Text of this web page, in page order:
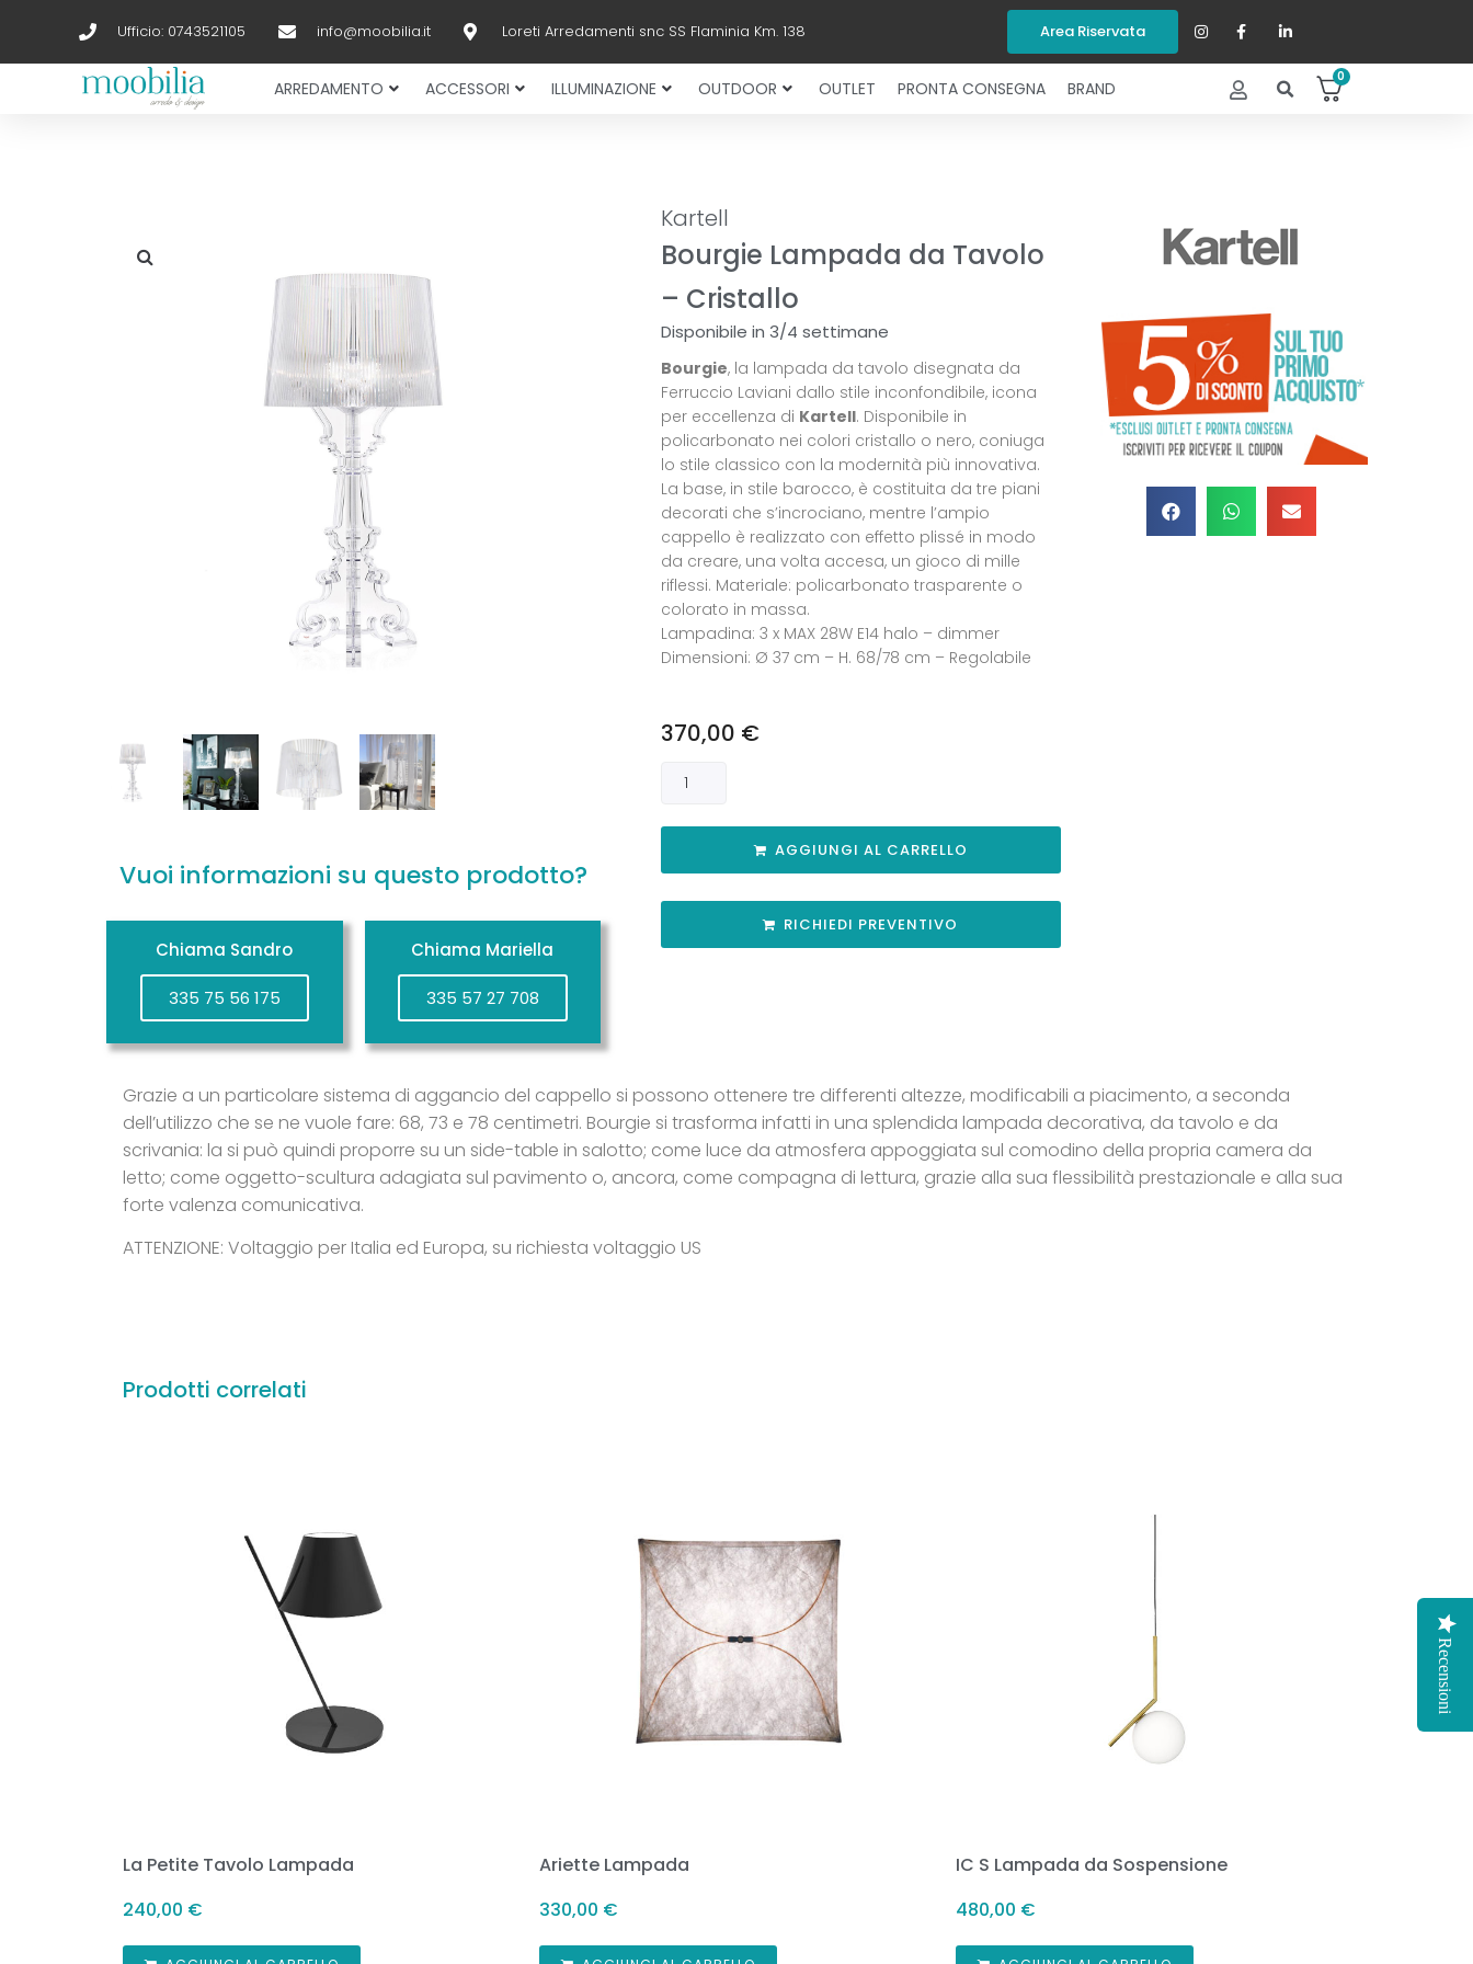
Ufficio: 0743521105 info@moobilia.it Loreti Arredamenti snc SS Flaminia Km. 138 Area Riservata
ARREDAMENTO ACCESSORI ILLUMINAZIONE OUTDOOR OUTLET PRONTA CONSEGNA BRAND
0
Vuoi informazioni su questo prodotto?
Chiama Sandro
335 75 56 175
Chiama Mariella
335 57 27 708
Kartell
Bourgie Lampada da Tavolo
– Cristallo
Disponibile in 3/4 settimane
Bourgie, la lampada da tavolo disegnata da
Ferruccio Laviani dallo stile inconfondibile, icona
per eccellenza di Kartell. Disponibile in
policarbonato nei colori cristallo o nero, coniuga
lo stile classico con la modernità più innovativa.
La base, in stile barocco, è costituita da tre piani
decorati che s’incrociano, mentre l’ampio
cappello è realizzato con effetto plissé in modo
da creare, una volta accesa, un gioco di mille
riflessi. Materiale: policarbonato trasparente o
colorato in massa.
Lampadina: 3 x MAX 28W E14 halo – dimmer
Dimensioni: Ø 37 cm – H. 68/78 cm – Regolabile
370,00 €
AGGIUNGI AL CARRELLO
RICHIEDI PREVENTIVO
Grazie a un particolare sistema di aggancio del cappello si possono ottenere tre differenti altezze, modificabili a piacimento, a seconda
dell’utilizzo che se ne vuole fare: 68, 73 e 78 centimetri. Bourgie si trasforma infatti in una splendida lampada decorativa, da tavolo e da
scrivania: la si può quindi proporre su un side-table in salotto; come luce da atmosfera appoggiata sul comodino della propria camera da
letto; come oggetto-scultura adagiata sul pavimento o, ancora, come compagna di lettura, grazie alla sua flessibilità prestazionale e alla sua
forte valenza comunicativa.
ATTENZIONE: Voltaggio per Italia ed Europa, su richiesta voltaggio US
Prodotti correlati
La Petite Tavolo Lampada
240,00 €
Ariette Lampada
330,00 €
IC S Lampada da Sospensione
480,00 €
Recensioni